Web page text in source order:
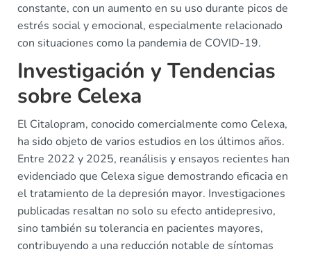
constante, con un aumento en su uso durante picos de
estrés social y emocional, especialmente relacionado
con situaciones como la pandemia de COVID-19.
Investigación y Tendencias
sobre Celexa
El Citalopram, conocido comercialmente como Celexa,
ha sido objeto de varios estudios en los últimos años.
Entre 2022 y 2025, reanálisis y ensayos recientes han
evidenciado que Celexa sigue demostrando eficacia en
el tratamiento de la depresión mayor. Investigaciones
publicadas resaltan no solo su efecto antidepresivo,
sino también su tolerancia en pacientes mayores,
contribuyendo a una reducción notable de síntomas